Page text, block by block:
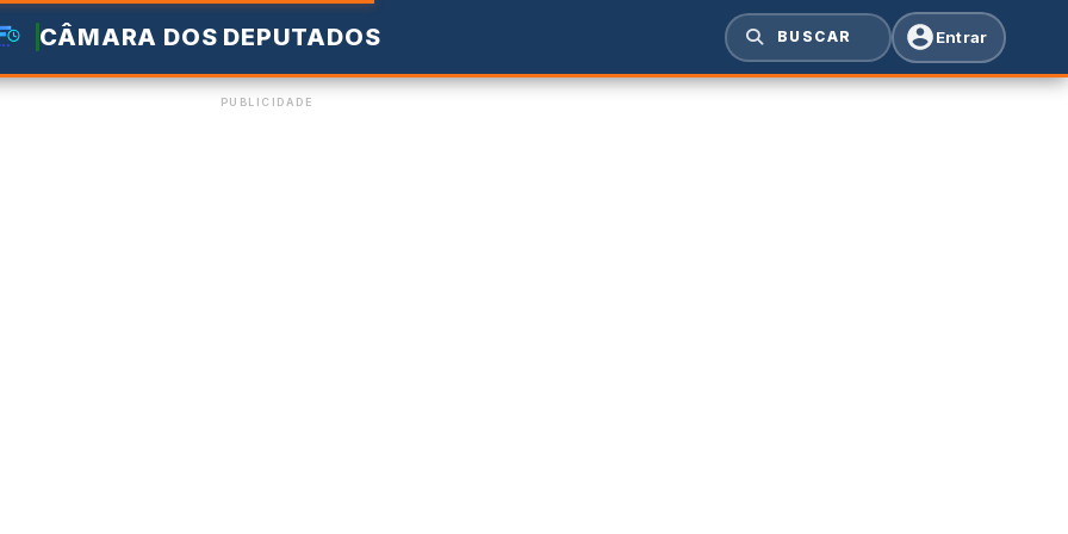
CÂMARA DOS DEPUTADOS BUSCAR Entrar
PUBLICIDADE